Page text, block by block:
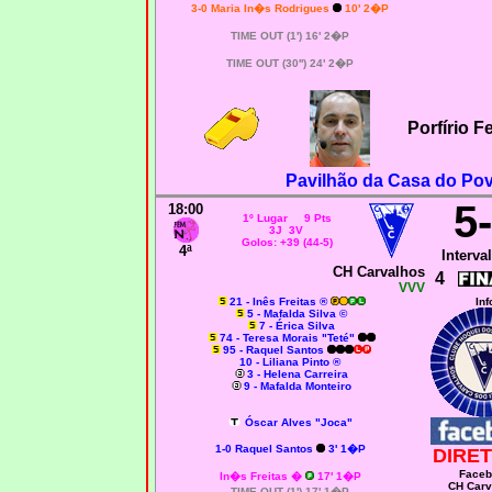
3-0 Maria In�s Rodrigues
10' 2�P
TIME OUT (1') 16' 2�P
TIME OUT (30'') 24' 2�P
Porfírio
Pavilhão da Casa do
18:00
4ª
1º Lugar 9 Pts
3J 3V
Golos: +39 (44-5)
CH Carvalhos
VVV 4
21 - Inês Freitas ®
5 - Mafalda Silva ©
7 - Érica Silva
74 - Teresa Morais "Teté"
95 - Raquel Santos
10 - Liliana Pinto ®
3 - Helena Carreira
9 - Mafalda Monteiro
Óscar Alves "Joca"
1-0 Raquel Santos 3' 1�P
In�s Freitas �
17' 1�P
CH